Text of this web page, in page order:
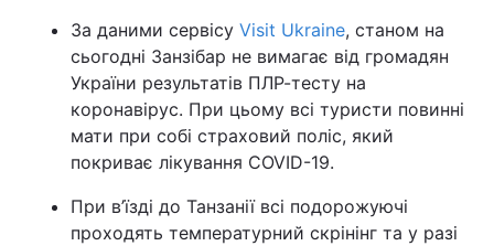
За даними сервісу Visit Ukraine, станом на
сьогодні Занзібар не вимагає від громадян
України результатів ПЛР-тесту на
коронавірус. При цьому всі туристи повинні
мати при собі страховий поліс, який
покриває лікування COVID-19.
При в’їзді до Танзанії всі подорожуючі
проходять температурний скрінінг та у разі